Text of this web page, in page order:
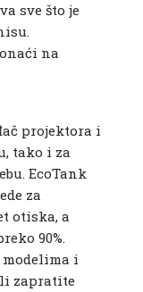
sve što je
na
projektora i
tako i za
EcoTank
za
otiska, a
90%.
i
zapratite